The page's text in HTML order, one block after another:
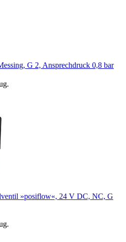
G 2, Ansprechdruck 0,8 bar
»posiflow«, 24 V DC, NC, G